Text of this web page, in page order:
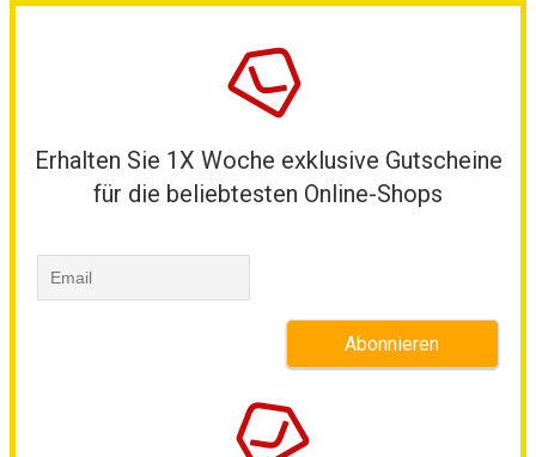
Erhalten Sie 1X Woche exklusive Gutscheine
für die beliebtesten Online-Shops